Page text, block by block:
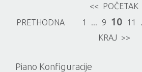
<< POČETAK
PRETHODNA
1 ... 9 10 11
KRAJ >>
Piano Konfiguracije